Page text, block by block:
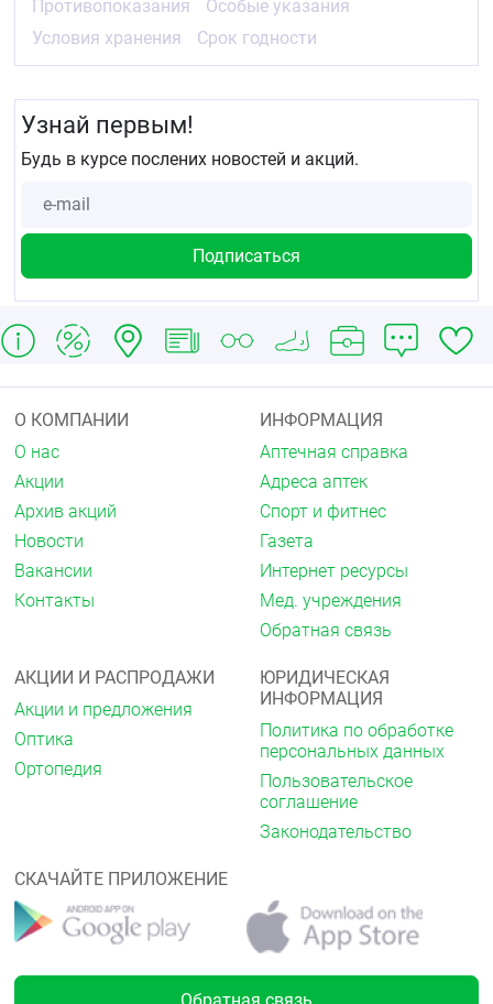
Противопоказания
Особые указания
Условия хранения
Срок годности
Узнай первым!
Будь в курсе послених новостей и акций.
О КОМПАНИИ
О нас
Акции
Архив акций
Новости
Вакансии
Контакты
ИНФОРМАЦИЯ
Аптечная справка
Адреса аптек
Спорт и фитнес
Газета
Интернет ресурсы
Мед. учреждения
Обратная связь
АКЦИИ И РАСПРОДАЖИ
Акции и предложения
Оптика
Ортопедия
ЮРИДИЧЕСКАЯ
ИНФОРМАЦИЯ
Политика по обработке
персональных данных
Пользовательское
соглашение
Законодательство
СКАЧАЙТЕ ПРИЛОЖЕНИЕ